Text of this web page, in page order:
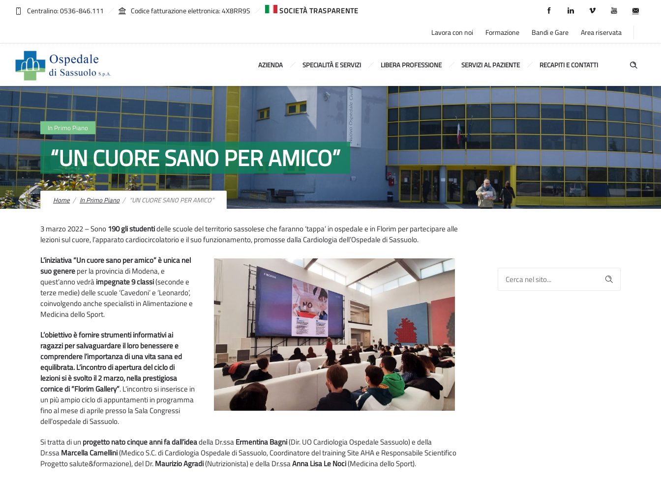
Centralino: 0536-846.111 Codice fatturazione elettronica: 4X8RR9S SOCIETÀ TRASPARENTE
Lavora con noi Formazione Bandi e Gare Area riservata
AZIENDA SPECIALITÀ E SERVIZI LIBERA PROFESSIONE SERVIZI AL PAZIENTE RECAPITI E CONTATTI
In Primo Piano
“UN CUORE SANO PER AMICO”
Home In Primo Piano “UN CUORE SANO PER AMICO”
3 marzo 2022 – Sono190 gli studentidelle scuole del territorio sassolese che faranno ‘tappa’ in ospedale e in Florim per partecipare alle
lezioni sul cuore, l’apparato cardiocircolatorio e il suo funzionamento, promosse dalla Cardiologia dell’Ospedale di Sassuolo.
L’iniziativa “Un cuore sano per amico” è unica nel
suo genereper la provincia di Modena, e
quest’anno vedràimpegnate 9 classi(seconde e
terze medie) delle scuole ‘Cavedoni’ e ‘Leonardo’,
coinvolgendo anche specialisti in Alimentazione e
Medicina dello Sport.
L’obiettivo è fornire strumenti informativi ai
ragazzi per salvaguardare il loro benessere e
comprendere l’importanza di una vita sana ed
equilibrata.L’incontro di apertura del ciclo di
lezionisi è svolto il 2 marzo, nella prestigiosa
cornice di “Florim Gallery”. L’incontro si inserisce in
un più ampio ciclo di appuntamenti in programma
fino al mese di aprile presso la Sala Congressi
dell’ospedale di Sassuolo.
Si tratta di un progetto nato cinque anni fa dall’ideadella Dr.ssaErmentina Bagni(Dir. UO Cardiologia Ospedale Sassuolo) e della
Dr.ssaMarcella Camellini(Medico S.C. di Cardiologia Ospedale di Sassuolo, Coordinatore del training Site AHA e Responsabile Scientifico
Progetto salute&formazione), del Dr.Maurizio Agradi(Nutrizionista) e della Dr.ssaAnna Lisa Le Noci(Medicina dello Sport).